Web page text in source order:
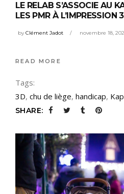
LE RELAB S’ASSOCIE AU
LES PMR À L’IMPRESSION
byClément Jadot novembre 18,
READ MORE
Tags:
3D, chu de liège, handicap,
SHARE: